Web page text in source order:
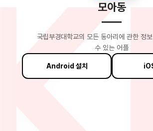
모아동
국립부경대학교의 모든 동아리에 관한 정
수 있는 어플
Android 설치